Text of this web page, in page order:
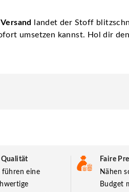
landet der Stoff
umsetzen kannst. Hol dir
Qualität
führen eine
Faire
Nähen
Budget